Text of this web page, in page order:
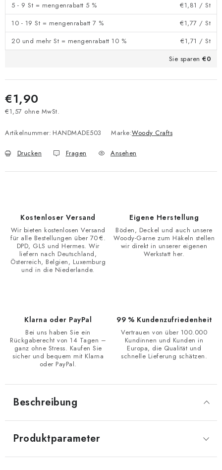
5 - 9 St = mengenrabatt 5 %
€1,81 / St
10 - 19 St = mengenrabatt 7 %
€1,77 / St
20 und mehr St = mengenrabatt 10 %
€1,71 / St
Sie sparen €0
€1,90
€1,57 ohne MwSt.
Artikelnummer: HANDMADE503 Marke:Woody Crafts
Drucken Fragen Ansehen
Kostenloser Versand
Wir bieten kostenlosen Versand
für alle Bestellungen über 70 €.
DPD, GLS und Hermes. Wir
liefern nach Deutschland,
Österreich, Belgien, Luxemburg
und in die Niederlande.
Eigene Herstellung
Böden, Deckel und auch unsere
Woody-Garne zum Häkeln stellen
wir direkt in unserer eigenen
Werkstatt her.
Klarna oder PayPal
Bei uns haben Sie ein
Rückgaberecht von 14 Tagen –
ganz ohne Stress. Kaufen Sie
sicher und bequem mit Klarna
oder PayPal.
99 % Kundenzufriedenheit
Vertrauen von über 100.000
Kundinnen und Kunden in
Europa, die Qualität und
schnelle Lieferung schätzen.
Beschreibung
Produktparameter